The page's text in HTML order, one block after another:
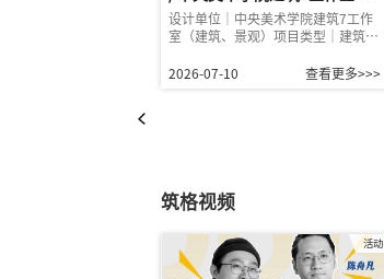
（建筑、景观）
设计单位｜中央美术学院建筑7工作
室（建筑、景观）项目类型｜建筑…
2026-07-10 查看更多>>>
筑格视频
活动